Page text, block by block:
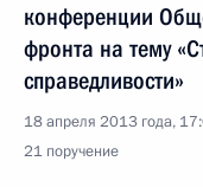
конференции
фронта на тему
справедливости»
18 апреля 2013 года,
21 поручение